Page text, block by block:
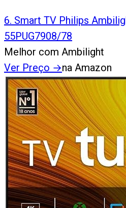
6. Smart TV Philips
55PUG7908/78
Melhor com Ambilight
Ver Preço →na Amazon